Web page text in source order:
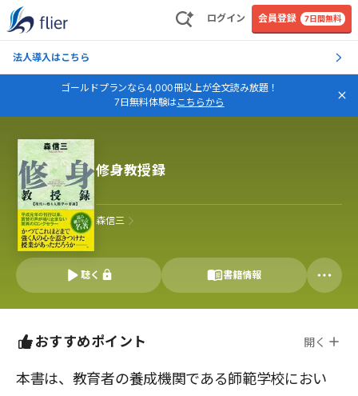
ログイン 会員登録 7日間無料
法人導入はこちら
ゴールドプランなら4,000冊以上が全文読み放題！
7日無料体験はこちらから
修身教授録
森信三
聴く 書籍情報
おすすめポイント 開く
本書は、教育者の養成機関である師範学校におい